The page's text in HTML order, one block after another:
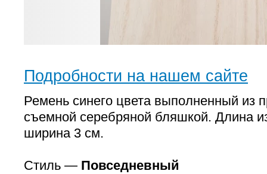
Подробности на нашем сайте
Ремень синего цвета выполненный из
съемной серебряной бляшкой. Длина
ширина 3 см.
Стиль — Повседневный